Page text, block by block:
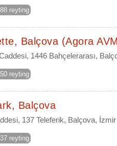
reyting
Balçova (Agora
1446 Bahçelerarası,
reyting
Balçova
137 Teleferik, Balçova, İzmir
reyting